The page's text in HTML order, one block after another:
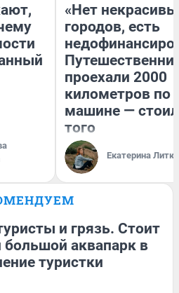
«Нет
городов, есть
проехали 2000
километров по
машине —
того
Екатерина
и грязь. Стоит
аквапарк в
туристки